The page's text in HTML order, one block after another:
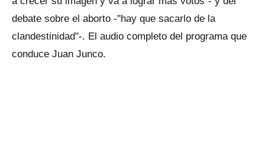
debate sobre el aborto -"hay que sacarlo de la
clandestinidad"-. El audio completo del programa que
conduce Juan Junco.